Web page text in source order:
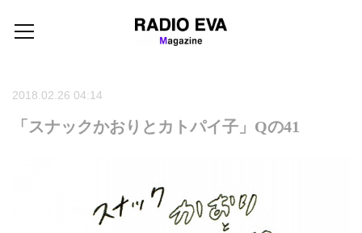
2018.02.26 04:14
「スナックかおりとカトパイ子」Qの41